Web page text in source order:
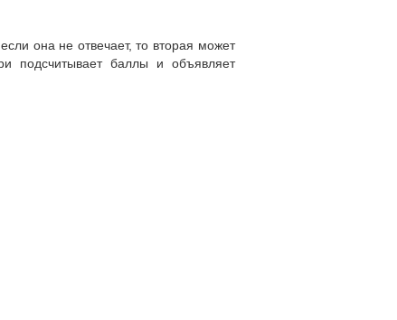
она не отвечает, то вторая может
подсчитывает баллы и объявляет